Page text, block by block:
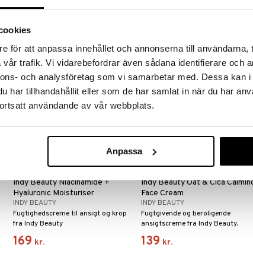
för att anpassa innehållet och annonserna till användarna,
trafik. Vi vidarebefordrar även sådana identifierare och
och analysföretag som vi samarbetar med. Dessa kan
har tillhandahållit eller som de har samlat in när du har
användande av vår webbplats.
Anpassa
velbalanceret tone.
Indy Beauty Niacinamide +
Hyaluronic Moisturiser
INDY BEAUTY
Fugtighedscreme til ansigt og krop
fra Indy Beauty
169 kr.
Indy Beauty Oat & Cica
Face Cream
INDY BEAUTY
Fugtgivende og beroligende
ansigtscreme fra Indy Beauty.
139 kr.